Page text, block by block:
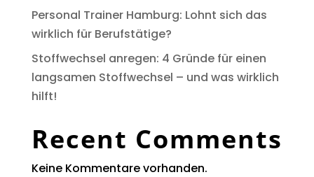
Personal Trainer Hamburg: Lohnt sich das
wirklich für Berufstätige?
Stoffwechsel anregen: 4 Gründe für einen
langsamen Stoffwechsel – und was wirklich
hilft!
Recent Comments
Keine Kommentare vorhanden.